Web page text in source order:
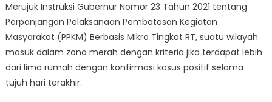
Merujuk Instruksi Gubernur Nomor 23 Tahun 2021 tentang
Perpanjangan Pelaksanaan Pembatasan Kegiatan
Masyarakat (PPKM) Berbasis Mikro Tingkat RT, suatu wilayah
masuk dalam zona merah dengan kriteria jika terdapat lebih
dari lima rumah dengan konfirmasi kasus positif selama
tujuh hari terakhir.